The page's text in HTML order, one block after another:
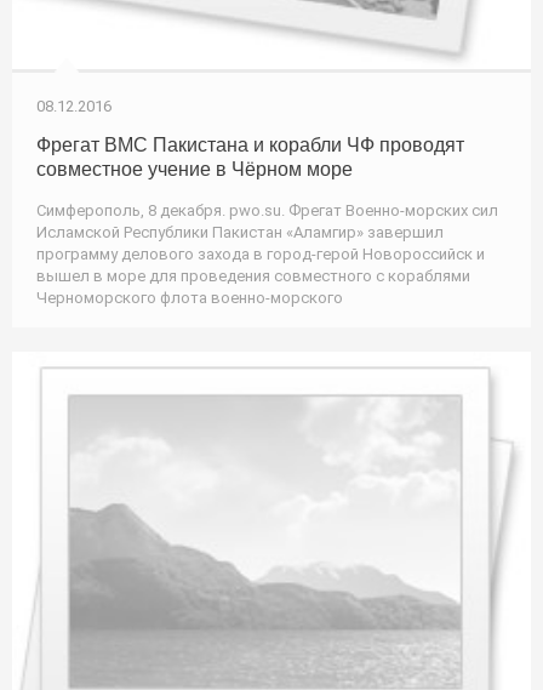
08.12.2016
Фрегат ВМС Пакистана и корабли ЧФ проводят
совместное учение в Чёрном море
Симферополь, 8 декабря. pwo.su. Фрегат Военно-морских сил
Исламской Республики Пакистан «Аламгир» завершил
программу делового захода в город-герой Новороссийск и
вышел в море для проведения совместного с кораблями
Черноморского флота военно-морского